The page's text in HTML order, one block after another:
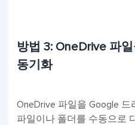
방법 3: OneDrive 파
동기화
OneDrive 파일을 Google
파일이나 폴더를 수동으로